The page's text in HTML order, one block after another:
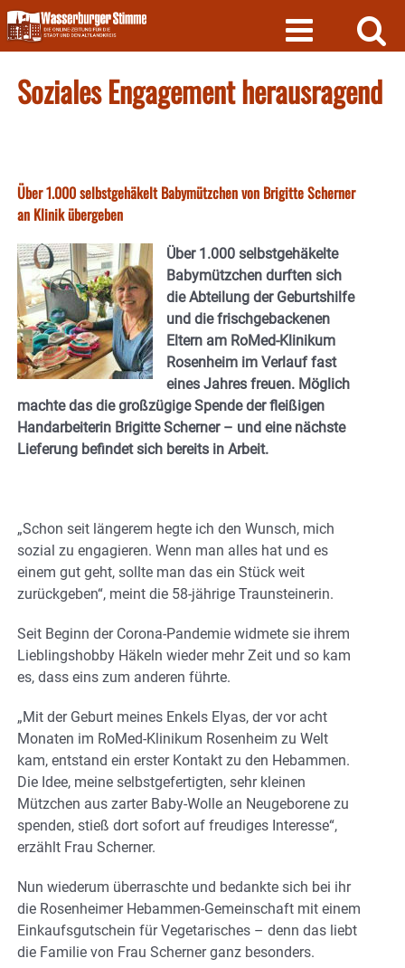
Skip
to
content
Soziales Engagement herausragend
Über 1.000 selbstgehäkelt Babymützchen von Brigitte Scherner
an Klinik übergeben
Über 1.000 selbstgehäkelte
Babymützchen durften sich
die Abteilung der Geburtshilfe
und die frischgebackenen
Eltern am RoMed-Klinikum
Rosenheim im Verlauf fast
eines Jahres freuen. Möglich
machte das die großzügige Spende der fleißigen
Handarbeiterin Brigitte Scherner – und eine nächste
Lieferung befindet sich bereits in Arbeit.
„Schon seit längerem hegte ich den Wunsch, mich
sozial zu engagieren. Wenn man alles hat und es
einem gut geht, sollte man das ein Stück weit
zurückgeben“, meint die 58-jährige Traunsteinerin.
Seit Beginn der Corona-Pandemie widmete sie ihrem
Lieblingshobby Häkeln wieder mehr Zeit und so kam
es, dass eins zum anderen führte.
„Mit der Geburt meines Enkels Elyas, der vor acht
Monaten im RoMed-Klinikum Rosenheim zu Welt
kam, entstand ein erster Kontakt zu den Hebammen.
Die Idee, meine selbstgefertigten, sehr kleinen
Mützchen aus zarter Baby-Wolle an Neugeborene zu
spenden, stieß dort sofort auf freudiges Interesse“,
erzählt Frau Scherner.
Nun wiederum überraschte und bedankte sich bei ihr
die Rosenheimer Hebammen-Gemeinschaft mit einem
Einkaufsgutschein für Vegetarisches – denn das liebt
die Familie von Frau Scherner ganz besonders.